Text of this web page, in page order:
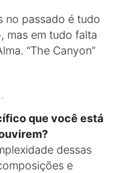
no passado é tudo
mas em tudo falta
“The Canyon”
-
que você está
dessas
e